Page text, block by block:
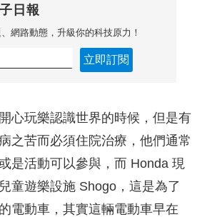
日報
網路動態，升級你的科技原力！
立即訂閱
心玩樂認識世界的時候，但是有
之苦而必須住院治療，他們通常
是活動可以參與，而 Honda 現
童遊樂設施 Shogo，這是為了
電動車，其實這輛電動車早在